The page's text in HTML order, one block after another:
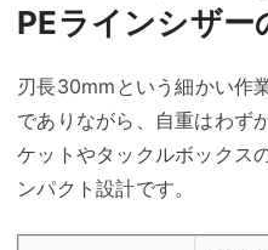
PEラインシザー
刃長30mmという細かい作
でありながら、自重はわず
ケットやタックルボックス
ンパクト設計です。